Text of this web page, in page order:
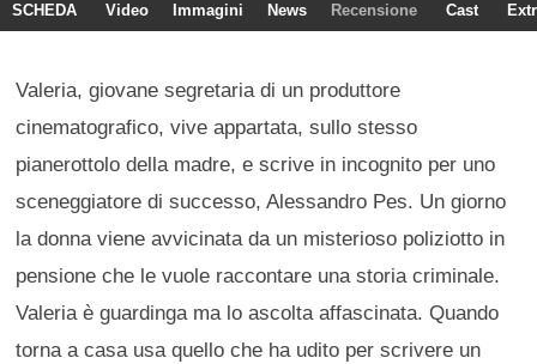
SCHEDA Video Immagini News Recensione Cast
Valeria, giovane segretaria di un produttore
cinematografico, vive appartata, sullo stesso
pianerottolo della madre, e scrive in incognito per uno
sceneggiatore di successo, Alessandro Pes. Un giorno
la donna viene avvicinata da un misterioso poliziotto in
pensione che le vuole raccontare una storia criminale.
Valeria è guardinga ma lo ascolta affascinata. Quando
torna a casa usa quello che ha udito per scrivere un